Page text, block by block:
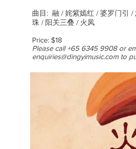
曲目: 融 / 姹紫嫣红 / 婆罗门引 /
珠 / 阳关三叠 / 火凤
Price: $18
Please call +65 6345 9908 or
enquiries@dingyimusic.comto